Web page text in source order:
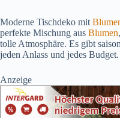
Moderne Tischdeko mit
perfekte Mischung aus Blumen
tolle Atmosphäre. Es gibt
jeden Anlass und jedes Budget.
Anzeige